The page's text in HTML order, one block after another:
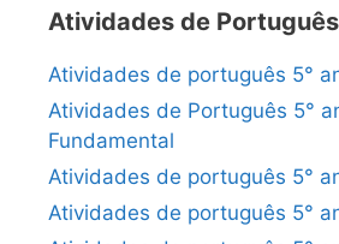
Atividades de
Atividades de português 5°
Atividades de Português 5°
Fundamental
Atividades de português 5°
Atividades de português 5°